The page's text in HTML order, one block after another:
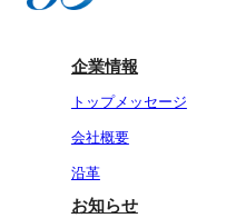
企業情報
トップメッセージ
会社概要
沿革
お知らせ